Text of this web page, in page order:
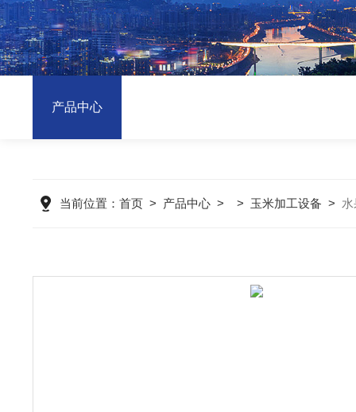
产品中心
当前位置： 首页> 产品中心> > 玉米加工设备 >